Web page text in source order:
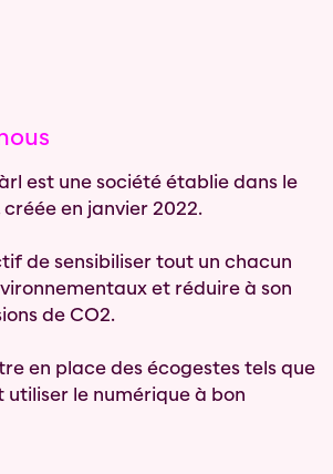
est une société établie dans le
en janvier 2022.
de sensibiliser tout un chacun
et réduire à son
de CO2.
en place des écogestes tels que
utiliser le numérique à bon